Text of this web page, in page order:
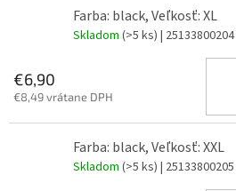
Farba: black, Veľkosť: XL
Skladom (>5 ks) | 25133800204
€6,90
€8,49 vrátane DPH
Farba: black, Veľkosť: XXL
Skladom (>5 ks) | 25133800205